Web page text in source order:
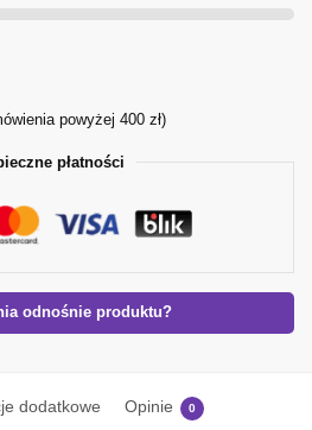
powyżej 400 zł)
płatności
odnośnie produktu?
dodatkowe Opinie 0